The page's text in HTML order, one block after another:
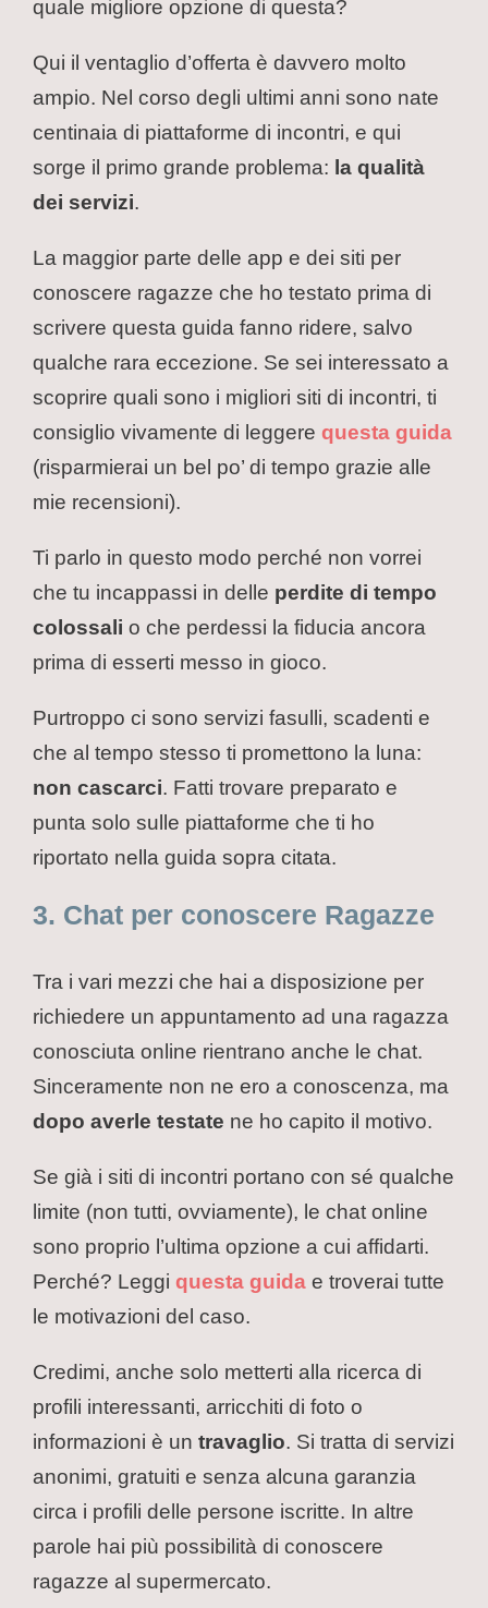
quale migliore opzione di questa?
Qui il ventaglio d’offerta è davvero molto
ampio. Nel corso degli ultimi anni sono nate
centinaia di piattaforme di incontri, e qui
sorge il primo grande problema: la qualità
dei servizi.
La maggior parte delle app e dei siti per
conoscere ragazze che ho testato prima di
scrivere questa guida fanno ridere, salvo
qualche rara eccezione. Se sei interessato a
scoprire quali sono i migliori siti di incontri, ti
consiglio vivamente di leggere questa guida
(risparmierai un bel po’ di tempo grazie alle
mie recensioni).
Ti parlo in questo modo perché non vorrei
che tu incappassi in delle perdite di tempo
colossali o che perdessi la fiducia ancora
prima di esserti messo in gioco.
Purtroppo ci sono servizi fasulli, scadenti e
che al tempo stesso ti promettono la luna:
non cascarci. Fatti trovare preparato e
punta solo sulle piattaforme che ti ho
riportato nella guida sopra citata.
3. Chat per conoscere Ragazze
Tra i vari mezzi che hai a disposizione per
richiedere un appuntamento ad una ragazza
conosciuta online rientrano anche le chat.
Sinceramente non ne ero a conoscenza, ma
dopo averle testate ne ho capito il motivo.
Se già i siti di incontri portano con sé qualche
limite (non tutti, ovviamente), le chat online
sono proprio l’ultima opzione a cui affidarti.
Perché? Leggi questa guida e troverai tutte
le motivazioni del caso.
Credimi, anche solo metterti alla ricerca di
profili interessanti, arricchiti di foto o
informazioni è un travaglio. Si tratta di servizi
anonimi, gratuiti e senza alcuna garanzia
circa i profili delle persone iscritte. In altre
parole hai più possibilità di conoscere
ragazze al supermercato.